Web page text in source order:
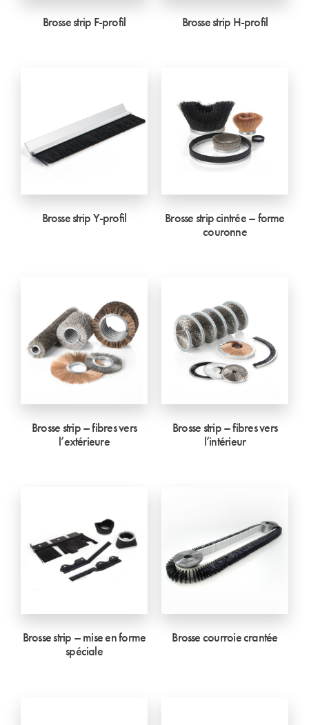
Brosse strip F-profil Brosse strip H-profil
Brosse strip Y-profil
Brosse strip cintrée – forme
couronne
Brosse strip – fibres vers
l’extérieure
Brosse strip – fibres vers
l’intérieur
Brosse strip – mise en forme
spéciale
Brosse courroie crantée